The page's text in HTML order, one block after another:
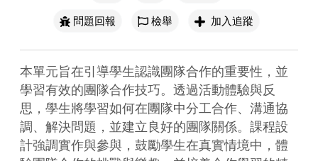
問題回報
檢舉 加入追蹤
本單元旨在引導學生認識團隊合作的重要性，並
學習有效的團隊合作技巧。透過活動體驗與反
思，學生將學習如何在團隊中分工合作、溝通協
調、解決問題，並建立良好的團隊關係。課程設
計強調實作與參與，鼓勵學生在真實情境中，體